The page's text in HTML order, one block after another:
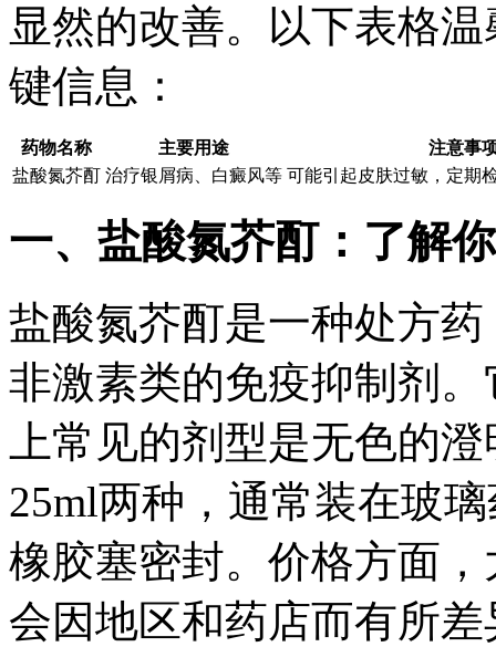
显然的改善。以下表格
键信息：
药物名称 主要用途
注意事
盐酸氮芥酊 治疗银屑病、白癜风等 可能引起皮肤过敏，定期
一、盐酸氮芥酊：了解
盐酸氮芥酊是一种处方
非激素类的免疫抑制剂
上常见的剂型是无色的
25ml两种，通常装在玻
橡胶塞密封。价格方面
会因地区和药店而有所